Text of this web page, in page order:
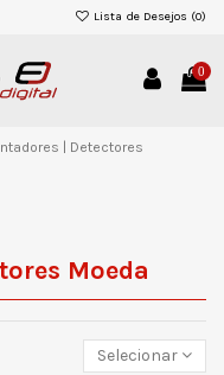
Lista de Desejos (0)
0
| Detectores
Moeda
Selecionar